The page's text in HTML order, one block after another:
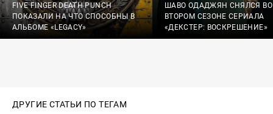
FIVE FINGER DEATH PUNCH
ПОКАЗАЛИ НА ЧТО СПОСОБНЫ В
АЛЬБОМЕ «LEGACY»
ШАВО ОДАДЖЯН СНЯЛСЯ ВО
ВТОРОМ СЕЗОНЕ СЕРИАЛА
«ДЕКСТЕР: ВОСКРЕШЕНИЕ»
ДРУГИЕ СТАТЬИ ПО ТЕГАМ